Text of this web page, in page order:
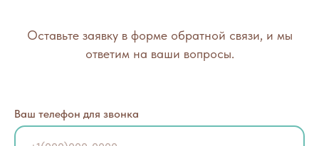
Оставьте заявку в форме обратной связи, и мы
ответим на ваши вопросы.
Ваш телефон для звонка